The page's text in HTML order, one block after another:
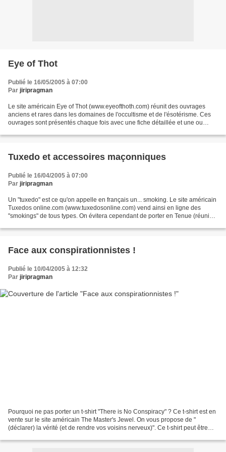
Eye of Thot
Publié le 16/05/2005 à 07:00
Par jiripragman
Le site américain Eye of Thot (www.eyeofthoth.com) réunit des ouvrages
anciens et rares dans les domaines de l'occultisme et de l'ésotérisme. Ces
ouvrages sont présentés chaque fois avec une fiche détaillée et une ou
Tuxedo et accessoires maçonniques
Publié le 16/04/2005 à 07:00
Par jiripragman
Un "tuxedo" est ce qu'on appelle en français un... smoking. Le site américain
Tuxedos online.com (www.tuxedosonline.com) vend ainsi en ligne des
"smokings" de tous types. On évitera cependant de porter en Tenue (réunion
Face aux conspirationnistes !
Publié le 10/04/2005 à 12:32
Par jiripragman
Pourquoi ne pas porter un t-shirt "There is No Conspiracy" ? Ce t-shirt est en
vente sur le site américain The Master's Jewel. On vous propose de "
(déclarer) la vérité (et de rendre vos voisins nerveux)". Ce t-shirt peut être